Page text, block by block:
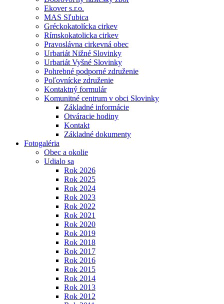
Ekover s.r.o.
MAS Sľubica
Gréckokatolícka cirkev
Rímskokatolicka cirkev
Pravoslávna cirkevná obec
Urbariát Nižné Slovinky
Urbariát Vyšné Slovinky
Pohrebné podporné združenie
Poľovnícke združenie
Kontaktný formulár
Komunitné centrum v obci Slovinky
Základné informácie
Otváracie hodiny
Kontakt
Základné dokumenty
Fotogaléria
Obec a okolie
Udialo sa
Rok 2026
Rok 2025
Rok 2024
Rok 2023
Rok 2022
Rok 2021
Rok 2020
Rok 2019
Rok 2018
Rok 2017
Rok 2016
Rok 2015
Rok 2014
Rok 2013
Rok 2012